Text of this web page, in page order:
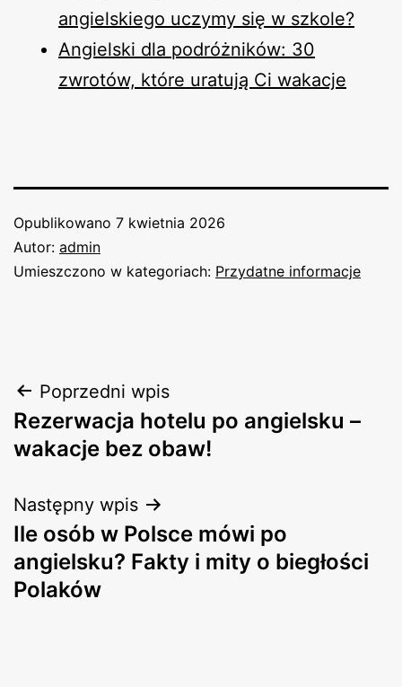
angielskiego uczymy się w szkole?
Angielski dla podróżników: 30
zwrotów, które uratują Ci wakacje
Opublikowano 7 kwietnia 2026
Autor: admin
Umieszczono w kategoriach: Przydatne informacje
Nawigacja
wpisu
Poprzedni wpis
Rezerwacja hotelu po angielsku –
wakacje bez obaw!
Następny wpis
Ile osób w Polsce mówi po
angielsku? Fakty i mity o biegłości
Polaków